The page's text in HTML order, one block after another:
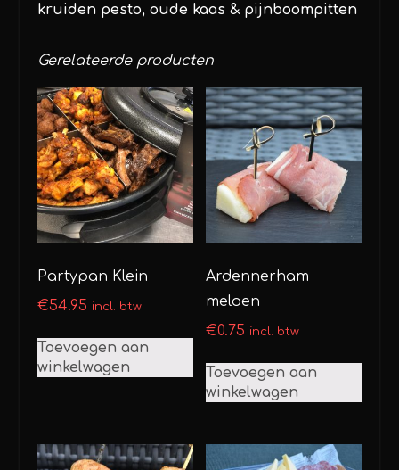
kruiden pesto, oude kaas & pijnboompitten
Gerelateerde producten
Partypan Klein
€54.95 incl. btw
Toevoegen aan
winkelwagen
Ardennerham
meloen
€0.75 incl. btw
Toevoegen aan
winkelwagen